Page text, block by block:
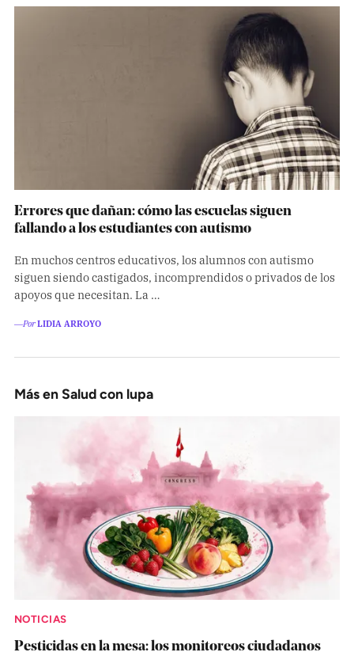
Errores que dañan: cómo las escuelas siguen
fallando a los estudiantes con autismo
En muchos centros educativos, los alumnos con autismo
siguen siendo castigados, incomprendidos o privados de los
apoyos que necesitan. La …
―PorLIDIA ARROYO
Más en Salud con lupa
NOTICIAS
Pesticidas en la mesa: los monitoreos ciudadanos